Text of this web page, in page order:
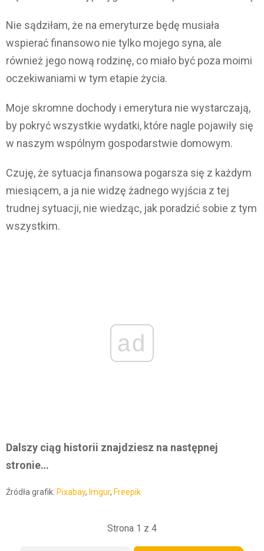
Nie sądziłam, że na emeryturze będę musiała
wspierać finansowo nie tylko mojego syna, ale
również jego nową rodzinę, co miało być poza moimi
oczekiwaniami w tym etapie życia.
Moje skromne dochody i emerytura nie wystarczają,
by pokryć wszystkie wydatki, które nagle pojawiły się
w naszym wspólnym gospodarstwie domowym.
Czuję, że sytuacja finansowa pogarsza się z każdym
miesiącem, a ja nie widzę żadnego wyjścia z tej
trudnej sytuacji, nie wiedząc, jak poradzić sobie z tym
wszystkim.
ad
Dalszy ciąg historii znajdziesz na następnej
stronie…
Źródła grafik: Pixabay, Imgur, Freepik
Strona 1 z 4